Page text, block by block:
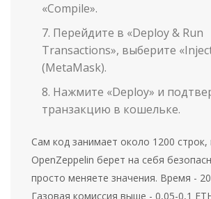
«Compile».
Перейдите в «Deploy & Run
Transactions», выберите
(MetaMask).
Нажмите «Deploy» и
транзакцию в кошельке.
Сам код занимает около 1200 строк,
OpenZeppelin берет на себя
просто меняете значения. Время -
Газовая комиссия выше - 0,05-0,1